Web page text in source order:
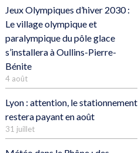
Jeux Olympiques d’hiver 2030 :
Le village olympique et
paralympique du pôle glace
s’installera à Oullins-Pierre-
Bénite
4 août
Lyon : attention, le stationnement
restera payant en août
31 juillet